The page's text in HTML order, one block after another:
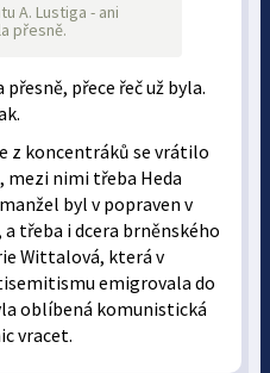
A. Lustiga - ani
přesně.
přece řeč už byla.
z koncentráků se vrátilo
mezi nimi třeba Heda
byl v popraven v
třeba i dcera brněnského
Wittalová, která v
emigrovala do
oblíbená komunistická
vracet.